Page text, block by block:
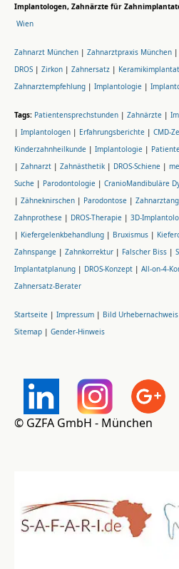
Implantologen, Zahnärzte für
Wien
Zahnarzt München | Zahnarztpraxis München |
DROS | Zirkon | Zahnersatz |
Zahnarztempfehlung | Implantologie |
Tags: Patientensprechstunden | Zahnärzte |
| Implantologen | Erfahrungsberichte | CMD-
Kinderzahnheilkunde | Implantologie |
| Zahnarzt | Zahnästhetik | DROS-Schiene |
Suche | Parodontologie | CranioMandibuläre
| Zähneknirschen | Parodontose |
Zahnprothese | DROS-Therapie | 3D-
| Kiefergelenkbehandlung | Bruxismus |
Zahnspange | Zahnkorrektur | Falscher Biss |
Implantatplanung | DROS-Konzept | All-on-4-
Zahnersatz-Berater
Startseite | Impressum | Bild Urhebernachweis
Sitemap | Gender-Hinweis
© GZFA GmbH - München